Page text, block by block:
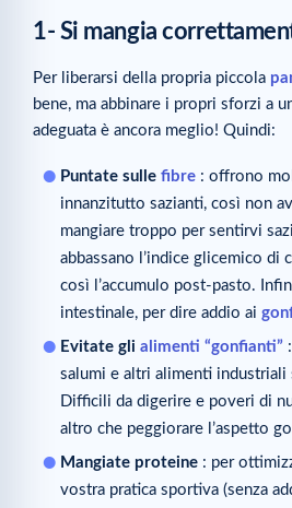
1- Si mangia
Per liberarsi della propria piccola
bene, ma abbinare i propri sforzi a
adeguata è ancora meglio! Quindi:
Puntate sulle fibre : offrono
innanzitutto sazianti, così non
mangiare troppo per sentirvi
abbassano l’indice glicemico di
così l’accumulo post-pasto.
intestinale, per dire addio ai
Evitate gli alimenti “gonfianti”
salumi e altri alimenti industriali
Difficili da digerire e poveri di
altro che peggiorare l’aspetto
Mangiate proteine : per
vostra pratica sportiva (senza